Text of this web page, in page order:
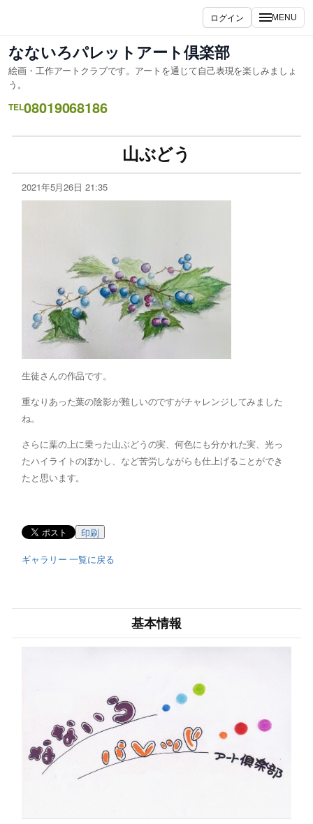
ログイン MENU
なないろパレットアート倶楽部
絵画・工作アートクラブです。アートを通じて自己表現を楽しみましょ
う。
TEL08019068186
山ぶどう
2021年5月26日 21:35
生徒さんの作品です。
重なりあった葉の陰影が難しいのですがチャレンジしてみました
ね。
さらに葉の上に乗った山ぶどうの実、何色にも分かれた実、光っ
たハイライトのぼかし、など苦労しながらも仕上げることができ
たと思います。
印刷
ギャラリー 一覧に戻る
基本情報